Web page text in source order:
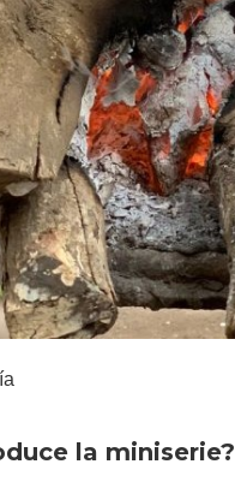
la miniserie?